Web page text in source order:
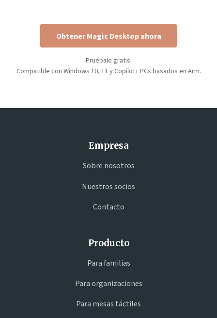
Obtener Magic Desktop ahora
Pruébalo gratis.
Compatible con Windows 10, 11 y Copilot+ PCs basados en Arm.
Empresa
Sobre nosotros
Nuestros socios
Contacto
Producto
Para familias
Para organizaciones
Para mesas táctiles